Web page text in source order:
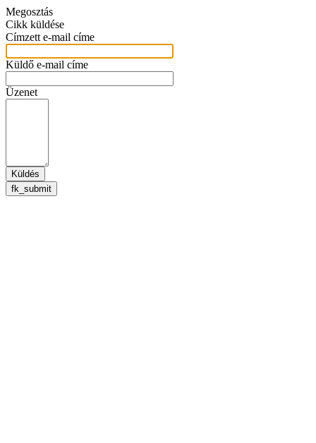
Megosztás
Cikk küldése
Címzett e-mail címe
Küldő e-mail címe
Üzenet